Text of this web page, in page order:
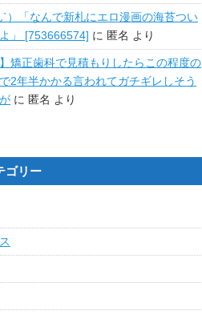
`）「なんで新札にエロ漫画の海苔つい
」 [753666574] に 匿名 より
】矯正歯科で見積もりしたらこの程度の
2年半かかる言われてガチギレしそう
に 匿名 より
ゴリー